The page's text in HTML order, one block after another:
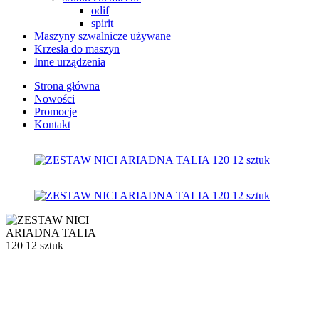
odif
spirit
Maszyny szwalnicze używane
Krzesła do maszyn
Inne urządzenia
Strona główna
Nowości
Promocje
Kontakt